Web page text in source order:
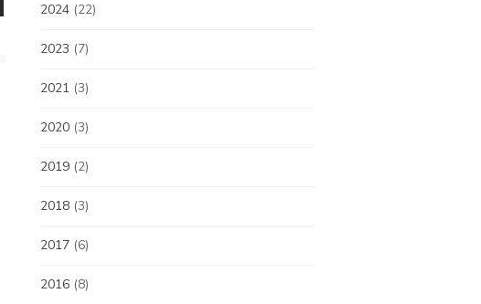
2024 (22)
2023 (7)
2021 (3)
2020 (3)
2019 (2)
2018 (3)
2017 (6)
2016 (8)